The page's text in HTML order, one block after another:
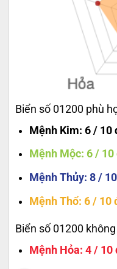
Biển số 01200 phù
Mệnh Kim: 6 / 10
Mệnh Mộc: 6 /
Mệnh Thủy: 8 /
Mệnh Thổ: 6 / 10
Biển số 01200
Mệnh Hỏa: 4 / 10